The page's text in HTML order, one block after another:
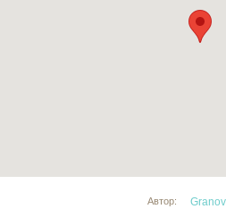
Автор: